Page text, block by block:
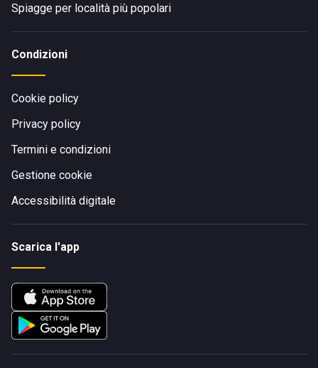
Spiagge per località più popolari
Condizioni
Cookie policy
Privacy policy
Termini e condizioni
Gestione cookie
Accessibilità digitale
Scarica l'app